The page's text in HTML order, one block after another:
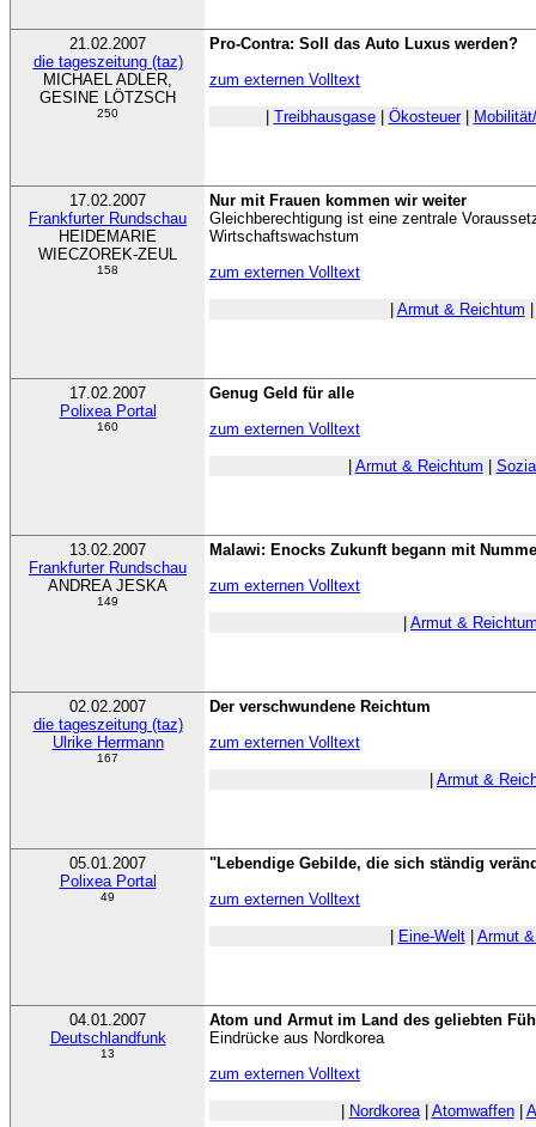
21.02.2007
die tageszeitung (taz)
MICHAEL ADLER,
GESINE LÖTZSCH
250
Pro-Contra: Soll das Auto Luxus werden?
zum externen Volltext
Treibhausgase| Ökosteuer|
17.02.2007
Frankfurter Rundschau
HEIDEMARIE
WIECZOREK-ZEUL
158
Nur mit Frauen kommen wir weiter
Gleichberechtigung ist eine zentrale
Wirtschaftswachstum
zum externen Volltext
Armut & Reichtum
17.02.2007
Polixea Portal
160
Genug Geld für alle
zum externen Volltext
Armut & Reichtum
13.02.2007
Frankfurter Rundschau
ANDREA JESKA
149
Malawi: Enocks Zukunft begann mit
zum externen Volltext
Armut &
02.02.2007
die tageszeitung (taz)
Ulrike Herrmann
167
Der verschwundene Reichtum
zum externen Volltext
Armut &
05.01.2007
Polixea Portal
49
"Lebendige Gebilde, die sich ständig
zum externen Volltext
Eine-Welt| Armut
04.01.2007
Deutschlandfunk
13
Atom und Armut im Land des geliebten
Eindrücke aus Nordkorea
zum externen Volltext
Nordkorea| Atomwaffen|